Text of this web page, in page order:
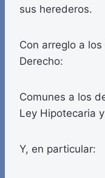
sus herederos.
Con arreglo a
Derecho:
Comunes a los
Ley Hipotecaria
Y, en particular: